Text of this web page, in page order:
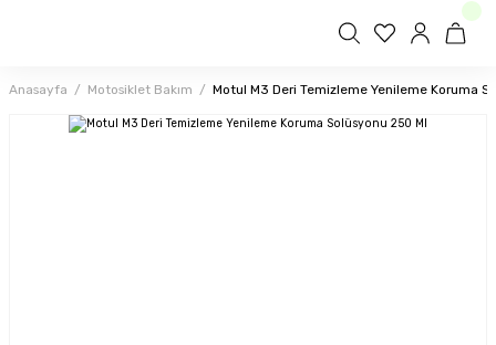
Anasayfa Motosiklet Bakım Motul M3 Deri Temizleme Yenileme Koruma